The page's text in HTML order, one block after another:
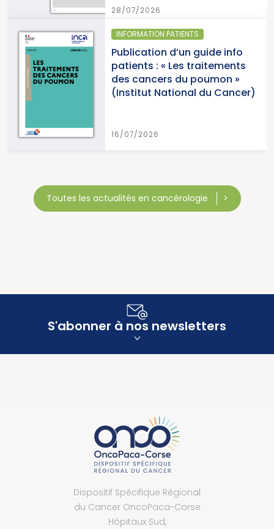
28/07/2026
INFORMATION PATIENTS
Publication d’un guide info
patients : « Les traitements
des cancers du poumon »
(Institut National du Cancer)
16/07/2026
Toutes les actualités en cancérologie
S'abonner à nos newsletters
Dispositif Spécifique Régional
du Cancer OncoPaca-Corse
Hôpitaux Sud,